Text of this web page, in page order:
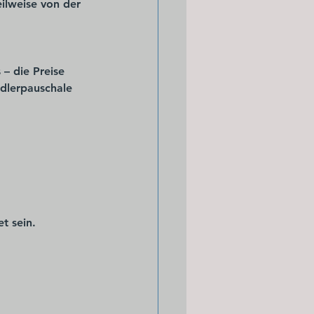
von der
die Preise
sein.